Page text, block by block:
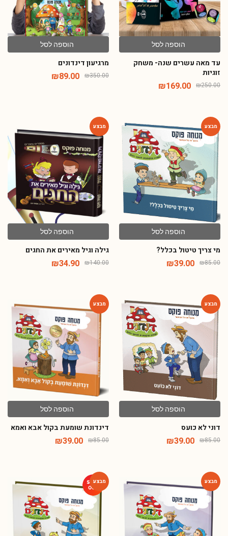
הוספה לסל
עד מאה עשרים שנה- משחק
זוגיות
₪250.00
₪169.00
הוספה לסל
מרגיעון דינדונים
₪350.00
₪89.00
-54%
הוספה לסל
מי צריך טיטול בכלל?
₪85.00
₪39.00
הוספה לסל
גילה וגיל מאירים את החגים
₪140.00
₪34.90
-54%
הוספה לסל
דוני לא כועס
₪85.00
₪39.00
הוספה לסל
דינדונת שומעת בקול אבא ואמא
₪85.00
₪39.00